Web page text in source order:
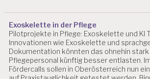
Exoskelette in der Pflege
Pilotprojekte in Pflege: Exoskelette und KI
Innovationen wie Exoskelette und
Dokumentation könnten das ohnehin
Pflegepersonal künftig besser entlasten.
Fördercalls sollen in Oberösterreich nun